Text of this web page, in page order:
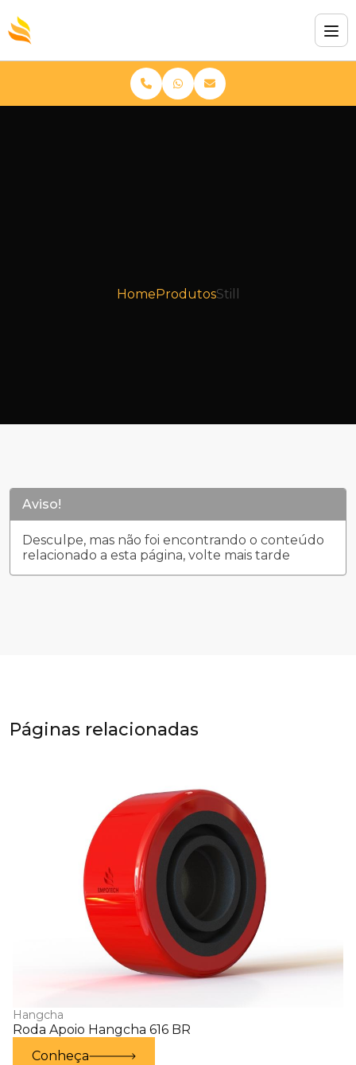
HomeProdutosStill
Aviso!
Desculpe, mas não foi encontrando o conteúdo
relacionado a esta página, volte mais tarde
Páginas relacionadas
Hangcha
Roda Apoio Hangcha 616 BR
Conheça